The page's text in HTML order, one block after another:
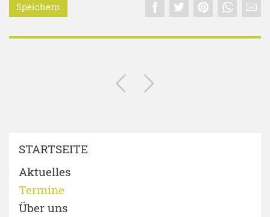
Speichern
STARTSEITE
Aktuelles
Termine
Über uns